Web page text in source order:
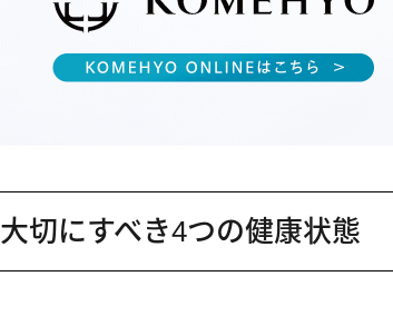
大切にすべき4つの健康状態